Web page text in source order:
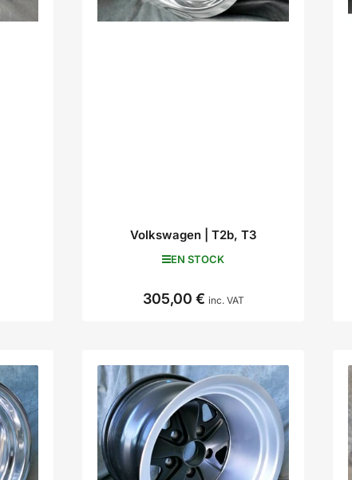
Volkswagen | T2b, T3
EN STOCK
Prix
305,00 € inc. VAT